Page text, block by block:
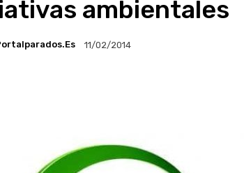
ambientales
11/02/2014